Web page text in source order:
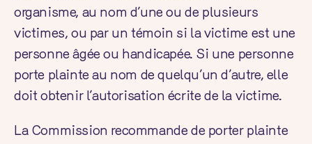
organisme, au nom d’une ou de plusieurs
victimes, ou par un témoin si la victime est une
personne âgée ou handicapée. Si une personne
porte plainte au nom de quelqu’un d’autre, elle
doit obtenir l’autorisation écrite de la victime.
La Commission recommande de porter plainte